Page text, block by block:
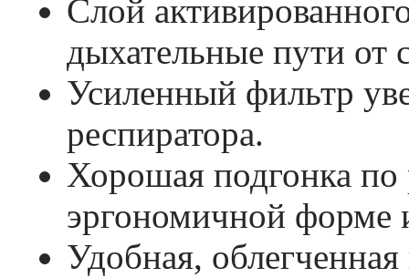
Слой
дыхательные пути от
Усиленный фильтр
респиратора.
Хорошая подгонка по
эргономичной форме
Удобная,